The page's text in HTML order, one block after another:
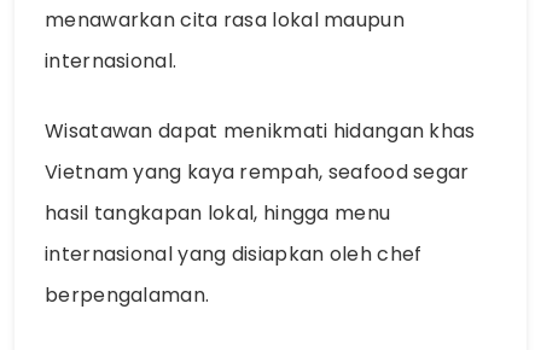
menawarkan cita rasa lokal maupun
internasional.
Wisatawan dapat menikmati hidangan khas
Vietnam yang kaya rempah, seafood segar
hasil tangkapan lokal, hingga menu
internasional yang disiapkan oleh chef
berpengalaman.